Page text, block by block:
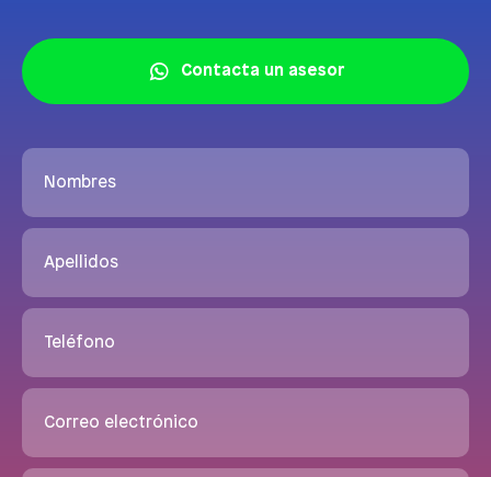
Contacta un asesor
Nombres
Apellidos
Teléfono
Correo electrónico